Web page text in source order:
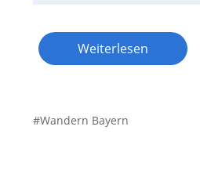
Weiterlesen
Wandern Bayern